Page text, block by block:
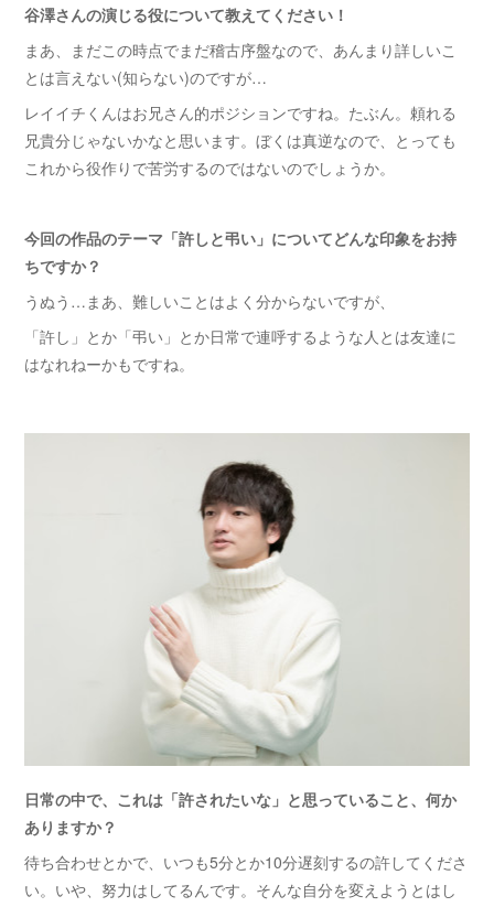
谷澤さんの演じる役について教えてください！
まあ、まだこの時点でまだ稽古序盤なので、あんまり詳しいこ
とは言えない(知らない)のですが…
レイイチくんはお兄さん的ポジションですね。たぶん。頼れる
兄貴分じゃないかなと思います。ぼくは真逆なので、とっても
これから役作りで苦労するのではないのでしょうか。
今回の作品のテーマ「許しと弔い」についてどんな印象をお持
ちですか？
うぬう…まあ、難しいことはよく分からないですが、
「許し」とか「弔い」とか日常で連呼するような人とは友達に
はなれねーかもですね。
日常の中で、これは「許されたいな」と思っていること、何か
ありますか？
待ち合わせとかで、いつも5分とか10分遅刻するの許してくださ
い。いや、努力はしてるんです。そんな自分を変えようとはし